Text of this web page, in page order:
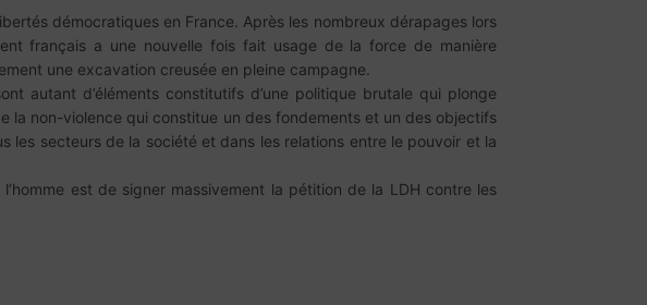
démocratiques en France. Après les nombreux dérapages lors
français a une nouvelle fois fait usage de la force de manière
une excavation creusée en pleine campagne.
autant d’éléments constitutifs d’une politique brutale qui plonge
la non-violence qui constitue un des fondements et un des objectifs
les secteurs de la société et dans les relations entre le pouvoir et la
est de signer massivement la pétition de la LDH contre les